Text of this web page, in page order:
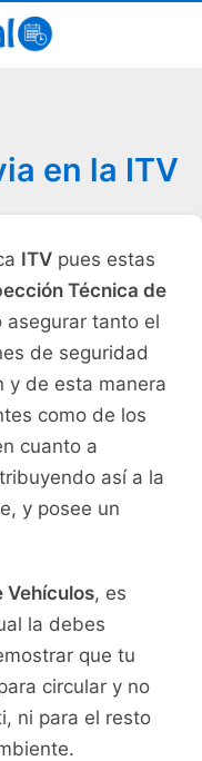
en la ITV
ITVpues estas
Técnica de
asegurar tanto el
de seguridad
y de esta manera
como de los
cuanto a
así a la
y posee un
Vehículos, es
la debes
que tu
circular y no
ni para el resto